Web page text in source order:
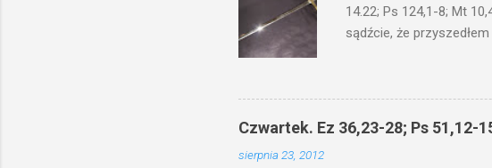
14.22; Ps 124,1-8; Mt
sądźcie, że
człowieka jego
syna lub córkę bardziej
jest Mnie godzien. Kto
je. Kto was przyjmuje,
Czwartek. Ez 36,23-28; Ps 51,12-
sierpnia 23, 2012